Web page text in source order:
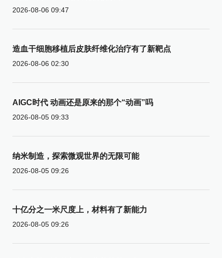
2026-08-06 09:47
造血干细胞移植后皮肤纤维化治疗有了新靶点
2026-08-06 02:30
AIGC时代 动画还是原来的那个“动画”吗
2026-08-05 09:33
纳米制造，探索微观世界的无限可能
2026-08-05 09:26
十亿分之一米尺度上，材料有了新能力
2026-08-05 09:26